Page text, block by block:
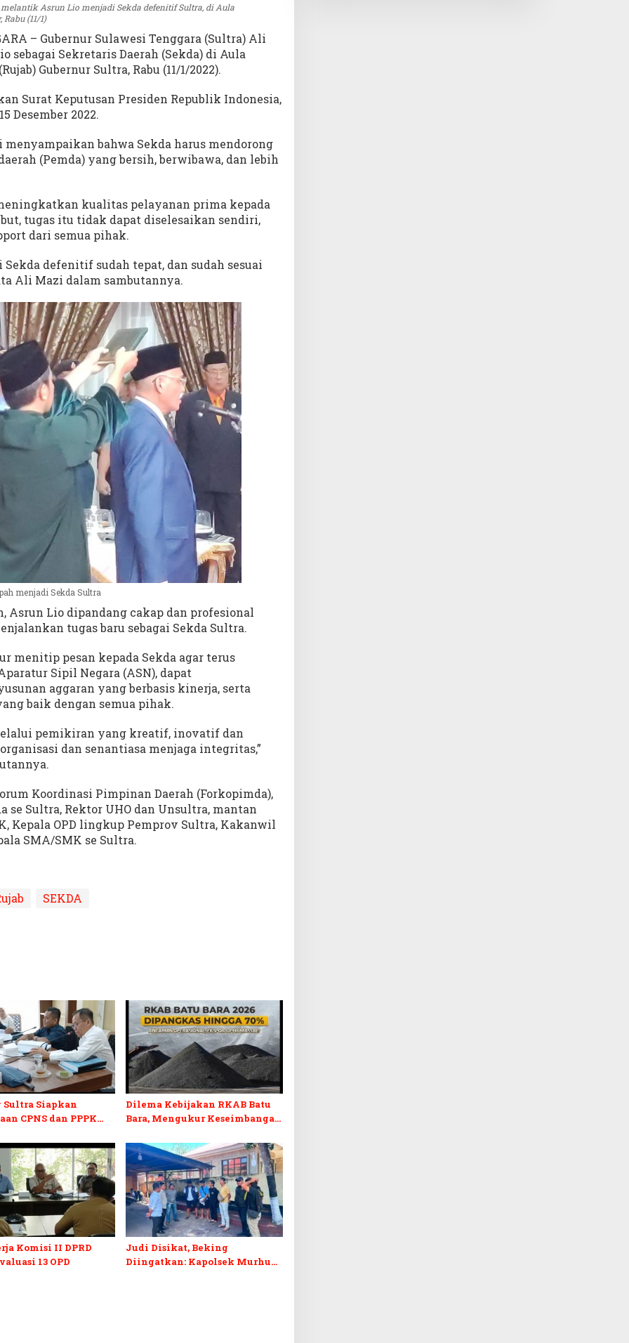
Asrun Lio menjadi Sekda defenitif Sultra, di Aula
(11/1)
– Gubernur Sulawesi Tenggara (Sultra) Ali
Sekretaris Daerah (Sekda) di Aula
Gubernur Sultra, Rabu (11/1/2022).
Surat Keputusan Presiden Republik Indonesia,
Desember 2022.
bahwa Sekda harus mendorong
(Pemda) yang bersih, berwibawa, dan lebih
kualitas pelayanan prima kepada
tugas itu tidak dapat diselesaikan sendiri,
dari semua pihak.
defenitif sudah tepat, dan sudah sesuai
Ali Mazi dalam sambutannya.
menjadi Sekda Sultra
Asrun Lio dipandang cakap dan profesional
tugas baru sebagai Sekda Sultra.
menitip pesan kepada Sekda agar terus
Sipil Negara (ASN), dapat
aggaran yang berbasis kinerja, serta
baik dengan semua pihak.
pemikiran yang kreatif, inovatif dan
dan senantiasa menjaga integritas,”
Koordinasi Pimpinan Daerah (Forkopimda),
se Sultra, Rektor UHO dan Unsultra, mantan
Kepala OPD lingkup Pemprov Sultra, Kakanwil
SMA/SMK se Sultra.
SEKDA
Sultra Siapkan
CPNS dan PPPK
Dilema Kebijakan RKAB Batu
Bara, Mengukur Keseimbangan
Kepastian Investasi
Komisi II DPRD
13 OPD
Judi Disikat, Beking
Diingatkan: Kapolsek Murhum